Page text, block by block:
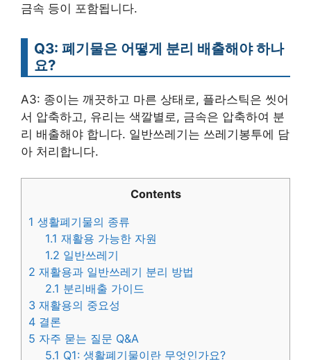
금속 등이 포함됩니다.
Q3: 폐기물은 어떻게 분리 배출해야 하나
요?
A3: 종이는 깨끗하고 마른 상태로, 플라스틱은 씻어
서 압축하고, 유리는 색깔별로, 금속은 압축하여 분
리 배출해야 합니다. 일반쓰레기는 쓰레기봉투에 담
아 처리합니다.
Contents
1 생활폐기물의 종류
1.1 재활용 가능한 자원
1.2 일반쓰레기
2 재활용과 일반쓰레기 분리 방법
2.1 분리배출 가이드
3 재활용의 중요성
4 결론
5 자주 묻는 질문 Q&A
5.1 Q1: 생활폐기물이란 무엇인가요?